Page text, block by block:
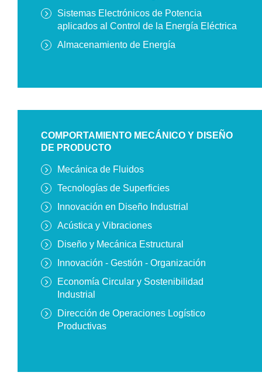
Sistemas Electrónicos de Potencia
aplicados al Control de la Energía Eléctrica
Almacenamiento de Energía
COMPORTAMIENTO MECÁNICO Y DISEÑO
DE PRODUCTO
Mecánica de Fluidos
Tecnologías de Superficies
Innovación en Diseño Industrial
Acústica y Vibraciones
Diseño y Mecánica Estructural
Innovación - Gestión - Organización
Economía Circular y Sostenibilidad
Industrial
Dirección de Operaciones Logístico
Productivas